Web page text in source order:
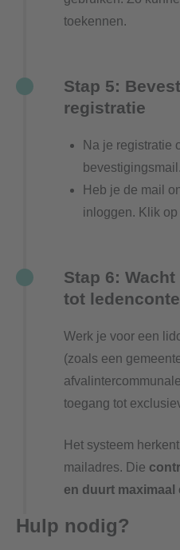
toekennen.
Stap 5:
registratie
Na je registratie
bevestigingsmail.
Heb je de mail
inloggen. Klik
Stap 6:
tot
Werk je voor een
(zoals een
toegang tot
Het systeem
mailadres. Die
en duurt maximaal
Hulp nodig?